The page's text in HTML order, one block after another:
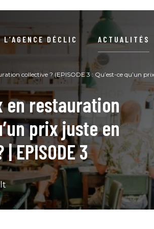
L’AGENCE DÉCLIC ACTUALITÉS
ARTICLES
EVÉNEMENTS
LIVRE D’OR
NEWSLETTERS / DOSSIERS
COMPRENDRE LA
COMPRENDRE LA COMMANDE
GUIDES / LIVRES
collective ? (EPISODE 3 : Qu’est-ce qu’un
en restauration
prix juste en
3